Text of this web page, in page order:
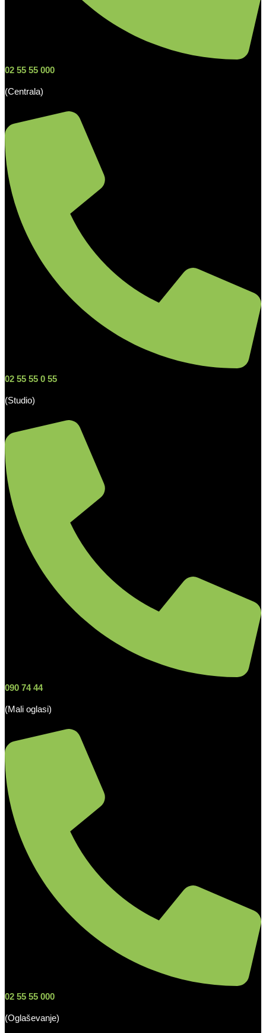
02 55 55 000
(Centrala)
02 55 55 0 55
(Studio)
090 74 44
(Mali oglasi)
02 55 55 000
(Oglaševanje)